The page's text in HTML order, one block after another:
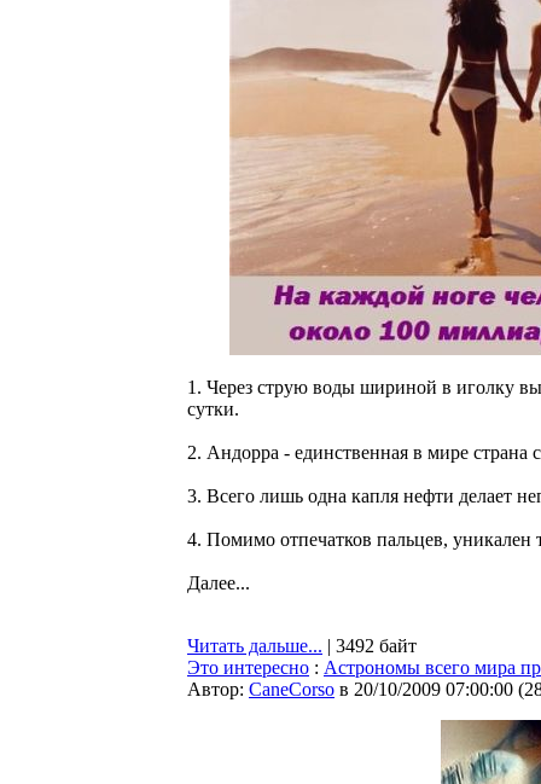
1. Через струю воды шириной в иголку
сутки.
2. Андорра - единственная в мире
3. Всего лишь одна капля нефти делает
4. Помимо отпечатков пальцев, уникален
Далее...
Читать дальше... | 3492 байт
Это интересно : Астрономы всего мира
Автор: CaneCorso в 20/10/2009 07:00:00 (